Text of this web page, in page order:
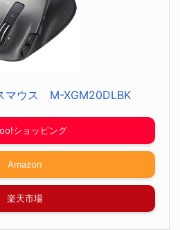
マウス M-XGM20DLBK
ショッピング
Amazon
楽天市場